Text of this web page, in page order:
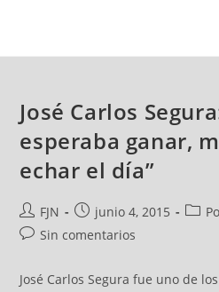
José Carlos
esperaba ganar,
echar el día”
FJN junio 4, 2015
Sin comentarios
José Carlos Segura fue uno de